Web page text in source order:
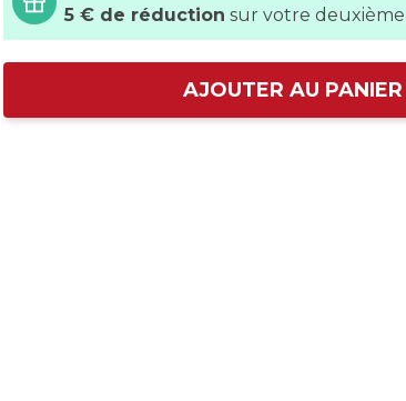
5 € de réduction sur votre
AJOUTER AU PANIER